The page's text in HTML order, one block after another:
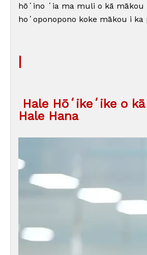
hōʻino ʻia ma muli o kā mākou
hoʻoponopono koke mākou i ka
|
Hale Hōʻikeʻike o
Hale Hana